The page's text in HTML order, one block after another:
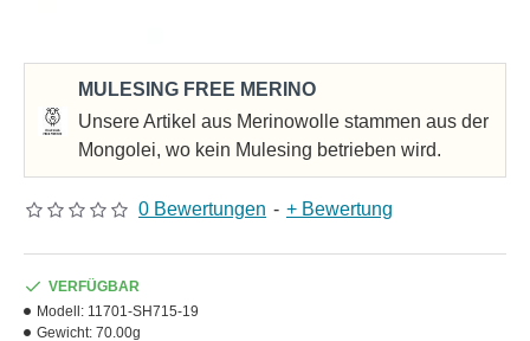
MULESING FREE MERINO
Unsere Artikel aus Merinowolle stammen aus der
Mongolei, wo kein Mulesing betrieben wird.
0 Bewertungen - + Bewertung
VERFÜGBAR
Modell: 11701-SH715-19
Gewicht: 70.00g